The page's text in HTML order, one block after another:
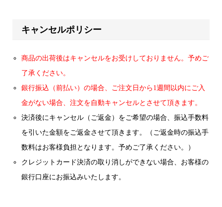
キャンセルポリシー
商品の出荷後はキャンセルをお受けしておりません。予めご
了承ください。
銀行振込（前払い）の場合、ご注文日から1週間以内にご入
金がない場合、注文を自動キャンセルとさせて頂きます。
決済後にキャンセル（ご返金）をご希望の場合、振込手数料
を引いた金額をご返金させて頂きます。（ご返金時の振込手
数料はお客様負担となります。予めご了承ください。）
クレジットカード決済の取り消しができない場合、お客様の
銀行口座にお振込みいたします。